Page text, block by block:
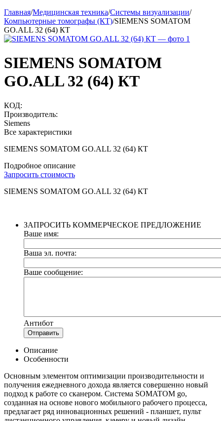
Главная/Медицинская техника/Системы визуализации/
Компьютерные томографы (КТ)/SIEMENS SOMATOM
GO.ALL 32 (64) КТ
SIEMENS SOMATOM
GO.ALL 32 (64) КТ
КОД:
Производитель:
Siemens
Все характеристики
SIEMENS SOMATOM GO.ALL 32 (64) КТ
Подробное описание
Запросить стоимость
SIEMENS SOMATOM GO.ALL 32 (64) КТ
ЗАПРОСИТЬ КОММЕРЧЕСКОЕ ПРЕДЛОЖЕНИЕ
Ваше имя:
Ваша эл. почта:
Ваше сообщение:
Антибот
Отправить
Описание
Особенности
Основным элементом оптимизации производительности и
получения ежедневного дохода является совершенно новый
подход к работе со сканером. Система SOMATOM go,
созданная на основе нового мобильного рабочего процесса,
предлагает ряд инновационных решений - планшет, пульт